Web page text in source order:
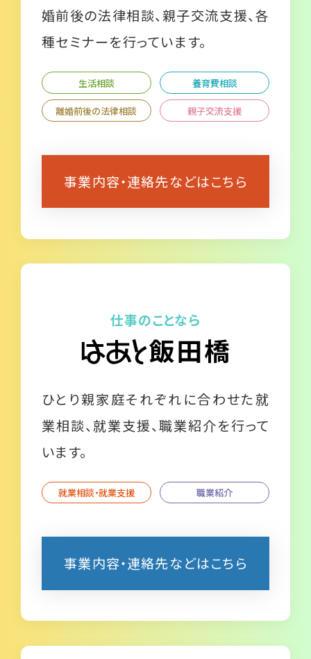
婚前後の法律相談、親子交流支援、各
種セミナーを行っています。
生活相談 養育費相談
離婚前後の法律相談 親子交流支援
事業内容・連絡先などはこちら
仕事のことなら
ひとり親家庭それぞれに合わせた就
業相談、就業支援、職業紹介を行って
います。
就業相談・就業支援 職業紹介
事業内容・連絡先などはこちら